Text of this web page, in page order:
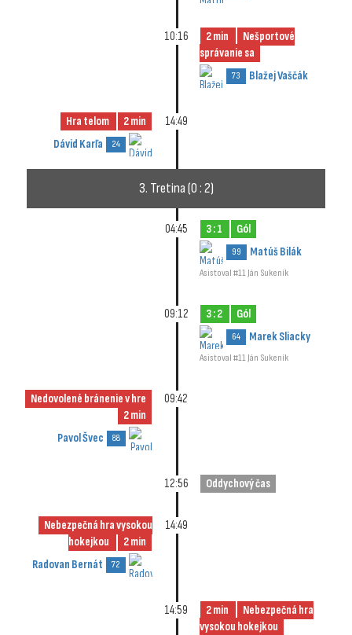
10:16 2 min
Nešportové
správanie sa
73 Blažej Vaščák
14:49
Hra telom 2 min
24
Dávid Karľa
3. Tretina (0 : 2)
04:45 3 : 1 Gól
99 Matúš Bilák
Asistoval #11 Ján Sukeník
09:12 3 : 2 Gól
64 Marek Sliacky
Asistoval #11 Ján Sukeník
09:42
Nedovolené bránenie v hre
2 min
88
Pavol Švec
12:56 Oddychový čas
14:49
Nebezpečná hra vysokou
hokejkou
2 min
72
Radovan Bernát
14:59 2 min
Nebezpečná hra
vysokou hokejkou